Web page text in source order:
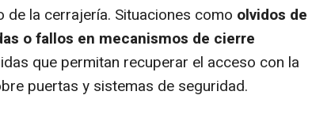
la cerrajería. Situaciones como olvidos de
o fallos en mecanismos de cierre
que permitan recuperar el acceso con la
puertas y sistemas de seguridad.